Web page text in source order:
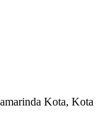
Kota, Kota